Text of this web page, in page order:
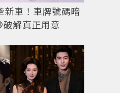
。圖／摘自pexels
新車！車牌號碼暗
解真正用意